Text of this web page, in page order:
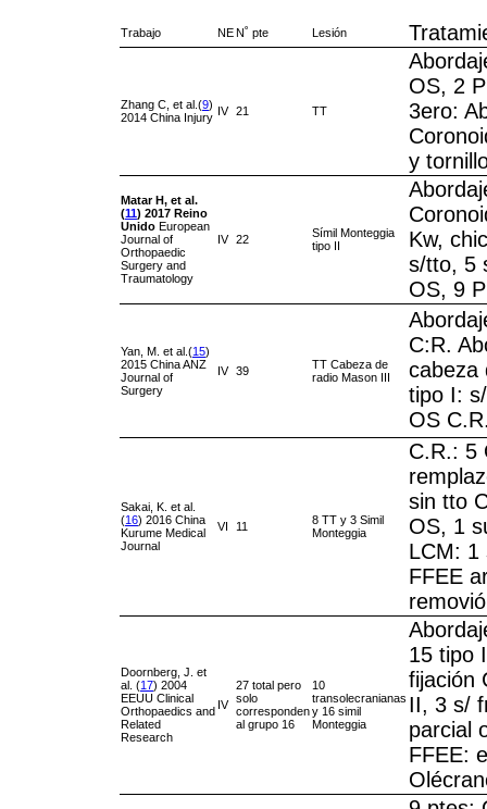
Trabajo NEN˚ pte Lesión
Zhang C, et al.(9)
2014 China Injury IV 21 TT
OS, 2
3ero:
y
Matar H, et al.
(11) 2017 Reino
Unido European
Journal of
Orthopaedic
Surgery and
Traumatology
IV 22
Símil Monteggia
tipo II
Kw,
s/tto, 5
OS, 9
Yan, M. et al.(15)
2015 China ANZ
Journal of
Surgery
IV 39
TT Cabeza de
radio Mason III
C:R.
cabeza
tipo I:
OS
Sakai, K. et al.
(16) 2016 China
Kurume Medical
Journal
VI 11
8 TT y 3 Simil
Monteggia
C.R.: 5
sin tto
OS, 1
LCM: 1
FFEE
Doornberg, J. et
al. (17) 2004
EEUU Clinical
Orthopaedics and
Related
Research
IV
27 total pero
solo
corresponden
al grupo 16
10
transolecranianas
y 16 simil
Monteggia
15 tipo
fijación
II, 3 s/
parcial
FFEE: